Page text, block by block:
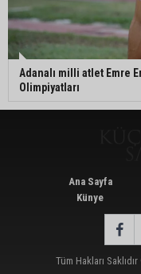
Adanalı milli atlet Emre
Olimpiyatları
Ana Sayfa
Künye
Tüm Hakları